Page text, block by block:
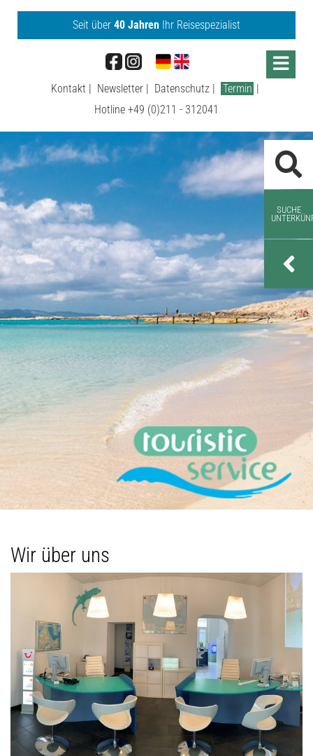
Kontakt Newsletter Datenschutz
Termin
Hotline +49 (0)211 - 312041
Seit über 40 Jahren Ihr Reisespezialist
SUCHE
Wir über uns